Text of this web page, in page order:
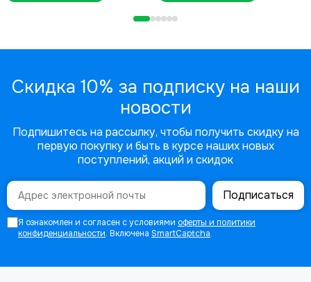
Скидка 10% за подписку на наши
новости
Подпишитесь на рассылку, чтобы получить скидку на
первую покупку и быть в курсе наших новых
поступлений, акций и скидок
Подписаться
Я ознакомлен и согласен с условиями оферты и политики
конфиденциальности. Включена SmartCaptcha.